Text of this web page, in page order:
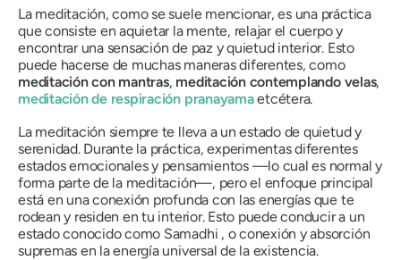
La meditación, como se suele mencionar, es una práctica
que consiste en aquietar la mente, relajar el cuerpo y
encontrar una sensación de paz y quietud interior. Esto
puede hacerse de muchas maneras diferentes, como
meditación con mantras, meditación contemplando velas,
meditación de respiración pranayamaetcétera.
La meditación siempre te lleva a un estado de quietud y
serenidad. Durante la práctica, experimentas diferentes
estados emocionales y pensamientos —lo cual es normal y
forma parte de la meditación—, pero el enfoque principal
está en una conexión profunda con las energías que te
rodean y residen en tu interior. Esto puede conducir a un
estado conocido como Samadhi , o conexión y absorción
supremas en la energía universal de la existencia.